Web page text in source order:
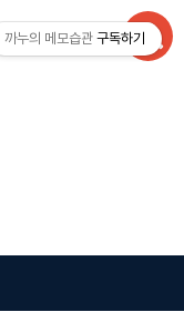
까누의 메모습관 구독하기